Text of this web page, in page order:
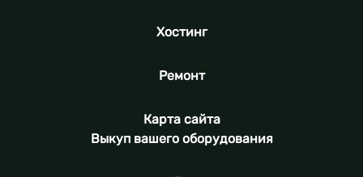
Хостинг
Ремонт
Карта сайта
Выкуп вашего оборудования